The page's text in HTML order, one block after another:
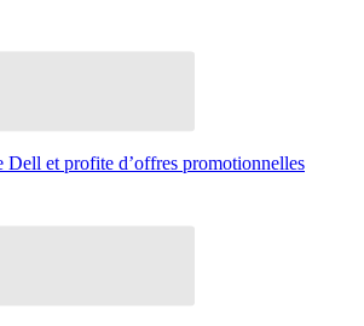
Dell et profite d’offres promotionnelles